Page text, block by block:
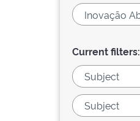
Current filters: